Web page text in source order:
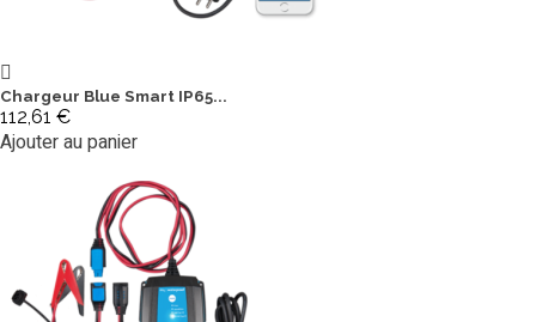
Chargeur Blue Smart IP65...
112,61 €
Ajouter au panier